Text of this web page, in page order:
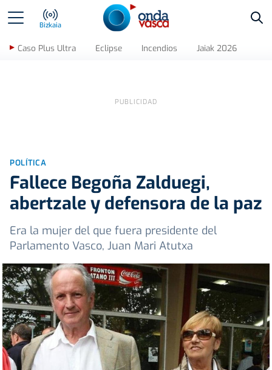
Bizkaia
Caso Plus Ultra Eclipse Incendios Jaiak 2026
POLÍTICA
Fallece Begoña Zalduegi,
abertzale y defensora de la paz
Era la mujer del que fuera presidente del
Parlamento Vasco, Juan Mari Atutxa